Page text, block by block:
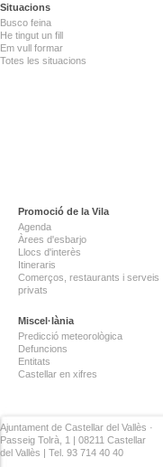
Situacions
Busco feina
He tingut un fill
Em vull formar
Totes les situacions
Promoció de la Vila
Agenda
Àrees d'esbarjo
Llocs d'interès
Itineraris
Comerços, restaurants i serveis
privats
Miscel·lània
Predicció meteorològica
Defuncions
Entitats
Castellar en xifres
Ajuntament de Castellar del Vallès ·
Passeig Tolrà, 1 | 08211 Castellar
del Vallès | Tel. 93 714 40 40